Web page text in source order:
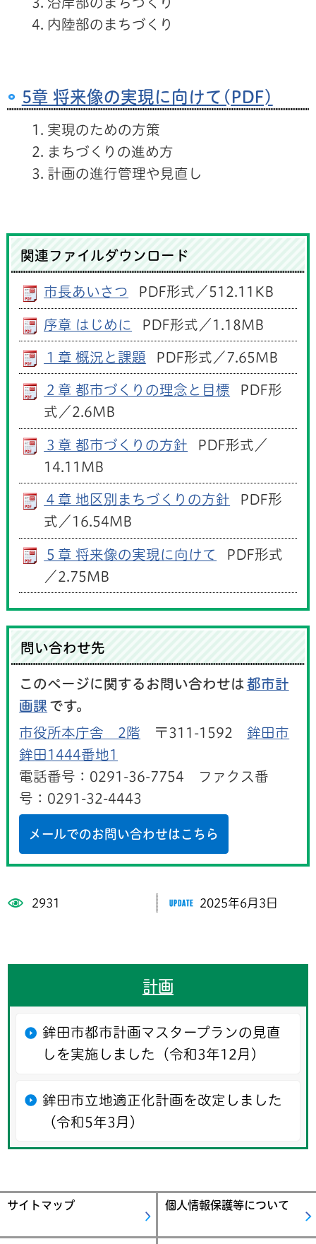
内陸部のまちづくり
5章 将来像の実現に向けて(PDF)
実現のための方策
まちづくりの進め方
計画の進行管理や見直し
関連ファイルダウンロード
市長あいさつ PDF形式／512.11KB
序章 はじめに PDF形式／1.18MB
１章 概況と課題 PDF形式／7.65MB
２章 都市づくりの理念と目標
PDF形
式／2.6MB
３章 都市づくりの方針
PDF形式／
14.11MB
４章 地区別まちづくりの方針
PDF形
式／16.54MB
５章 将来像の実現に向けて
PDF形式
／2.75MB
問い合わせ先
このページに関するお問い合わせは 都市計
画課 です。
市役所本庁舎 2階 〒311-1592 鉾田市
鉾田1444番地1
電話番号：0291-36-7754 ファクス番
号：0291-32-4443
メールでのお問い合わせはこちら
2931 2025年6月3日
計画
鉾田市都市計画マスタープランの見直
しを実施しました（令和3年12月）
鉾田市立地適正化計画を改定しました
（令和5年3月）
サイトマップ 個人情報保護等について